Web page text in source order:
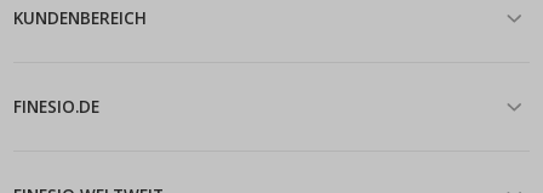
KUNDENBEREICH
FINESIO.DE